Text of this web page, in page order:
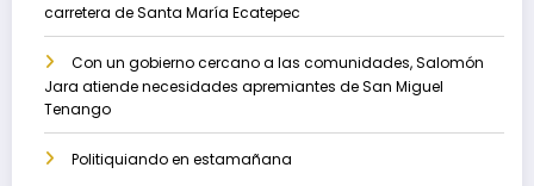
carretera de Santa María Ecatepec
Con un gobierno cercano a las comunidades, Salomón
Jara atiende necesidades apremiantes de San Miguel
Tenango
Politiquiando en estamañana